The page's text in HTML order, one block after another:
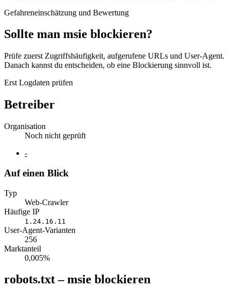
Gefahreneinschätzung und Bewertung
Sollte man msie blockieren?
Prüfe zuerst Zugriffshäufigkeit, aufgerufene URLs und User-Agent.
Danach kannst du entscheiden, ob eine Blockierung sinnvoll ist.
Erst Logdaten prüfen
Betreiber
Organisation
Noch nicht geprüft
Website
-
Auf einen Blick
Typ
Web-Crawler
Häufige IP
1.24.16.11
User-Agent-Varianten
256
Marktanteil
0,005%
robots.txt – msie blockieren